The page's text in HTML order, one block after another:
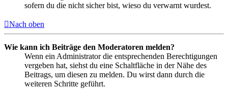
sofern du die nicht sicher bist, wieso du verwarnt wurdest.
Nach oben
Wie kann ich Beiträge den Moderatoren melden?
Wenn ein Administrator die entsprechenden Berechtigungen
vergeben hat, siehst du eine Schaltfläche in der Nähe des
Beitrags, um diesen zu melden. Du wirst dann durch die
weiteren Schritte geführt.